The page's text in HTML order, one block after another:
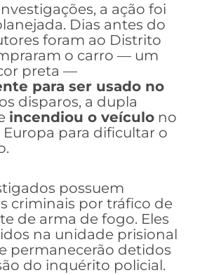
a ação foi
Dias antes do
foram ao Distrito
o carro — um
preta —
para ser usado no
disparos, a dupla
incendiou o veículo no
para dificultar o
possuem
criminais por tráfico de
de arma de fogo. Eles
na unidade prisional
permanecerão detidos
do inquérito policial.